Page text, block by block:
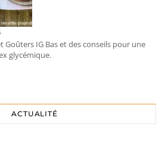
Goûters IG Bas et des conseils pour une
glycémique.
ACTUALITÉ